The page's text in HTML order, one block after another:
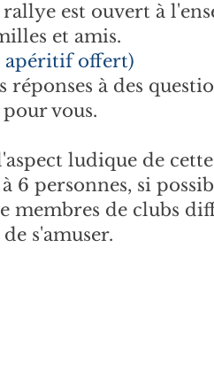
est ouvert à
et amis.
apéritif offert)
à des
vous.
ludique de
6 personnes, si
membres de clubs
s'amuser.